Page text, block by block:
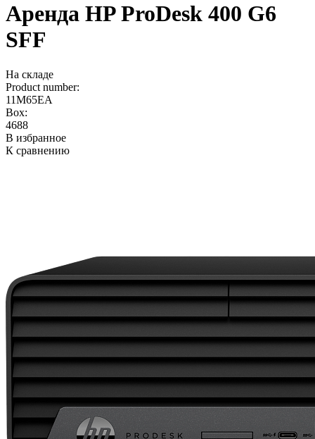
Аренда HP ProDesk 400 G6
SFF
На складе
Product number:
11M65EA
Box:
4688
В избранное
К сравнению